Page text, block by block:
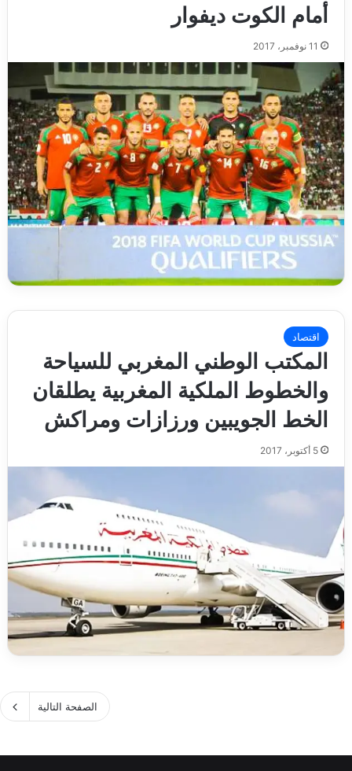
أمام الكوت ديفوار
11 نوفمبر، 2017
اقتصاد
المكتب الوطني المغربي للسياحة
والخطوط الملكية المغربية يطلقان
الخط الجويبين ورزازات ومراكش
5 أكتوبر، 2017
الصفحة التالية